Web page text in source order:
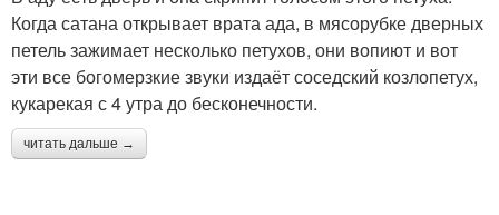
Когда сатана открывает врата ада, в мясорубке дверных
петель зажимает несколько петухов, они вопиют и вот
эти все богомерзкие звуки издаёт соседский козлопетух,
кукарекая с 4 утра до бесконечности.
читать дальше →